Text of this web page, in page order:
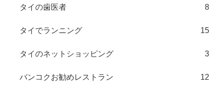
タイの歯医者 8
タイでランニング 15
タイのネットショッピング 3
バンコクお勧めレストラン 12